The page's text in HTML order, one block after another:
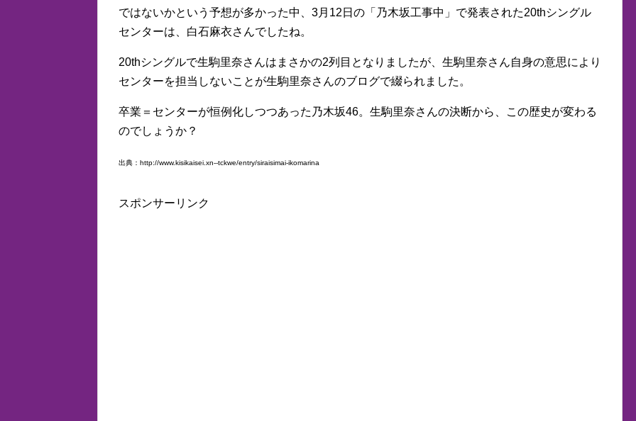
ではないかという予想が多かった中、3月12日の「乃木坂工事中」で発表された20thシングル
センターは、白石麻衣さんでしたね。
20thシングルで生駒里奈さんはまさかの2列目となりましたが、生駒里奈さん自身の意思により
センターを担当しないことが生駒里奈さんのブログで綴られました。
卒業＝センターが恒例化しつつあった乃木坂46。生駒里奈さんの決断から、この歴史が変わる
のでしょうか？
出典：http://www.kisikaisei.xn--tckwe/entry/siraisimai-ikomarina
スポンサーリンク